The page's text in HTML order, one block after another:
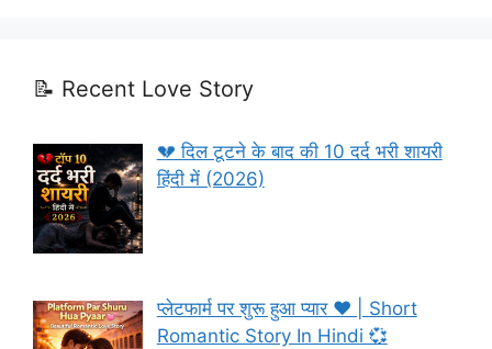
📝 Recent Love Story
💔 दिल टूटने के बाद की 10 दर्द भरी शायरी
हिंदी में (2026)
प्लेटफार्म पर शुरू हुआ प्यार ❤️ | Short
Romantic Story In Hindi 💞